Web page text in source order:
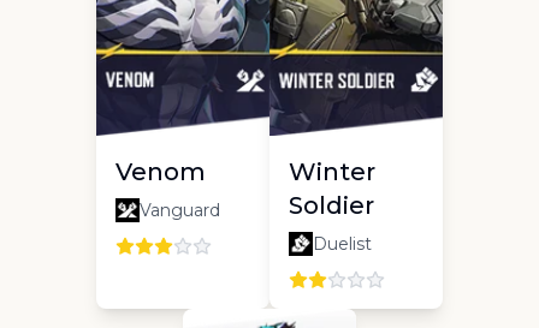
Venom
Vanguard
Winter
Soldier
Duelist